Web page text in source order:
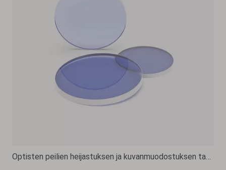
Optisten peilien heijastuksen ja kuvanmuodostuksen takana oleva tiede